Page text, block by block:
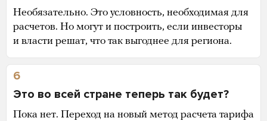
Необязательно. Это условность, необходимая для
расчетов. Но могут и построить, если инвесторы
и власти решат, что так выгоднее для региона.
6
Это во всей стране теперь так будет?
Пока нет. Переход на новый метод расчета тарифа